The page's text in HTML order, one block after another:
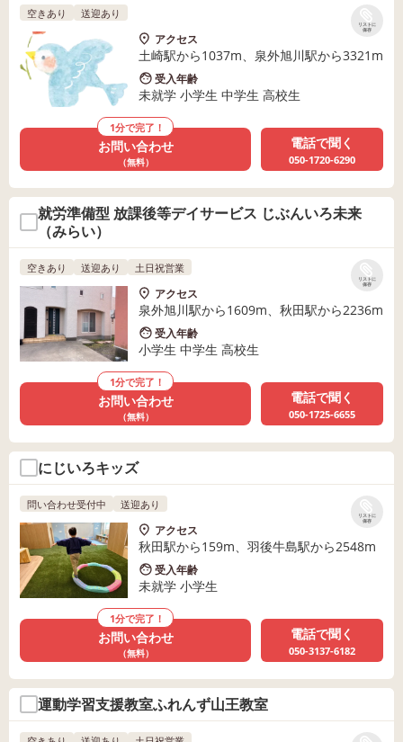
リストに
保存
空きあり 送迎あり
アクセス
土崎駅から1037m、泉外旭川駅から3321m
受入年齢
未就学 小学生 中学生 高校生
1分で完了！
お問い合わせ
（無料）
電話で聞く
050-1720-6290
就労準備型 放課後等デイサービス じぶんいろ未来
（みらい）
リストに
保存
空きあり 送迎あり 土日祝営業
アクセス
泉外旭川駅から1609m、秋田駅から2236m
受入年齢
小学生 中学生 高校生
1分で完了！
お問い合わせ
（無料）
電話で聞く
050-1725-6655
にじいろキッズ
リストに
保存
問い合わせ受付中 送迎あり
アクセス
秋田駅から159m、羽後牛島駅から2548m
受入年齢
未就学 小学生
1分で完了！
お問い合わせ
（無料）
電話で聞く
050-3137-6182
運動学習支援教室ふれんず山王教室